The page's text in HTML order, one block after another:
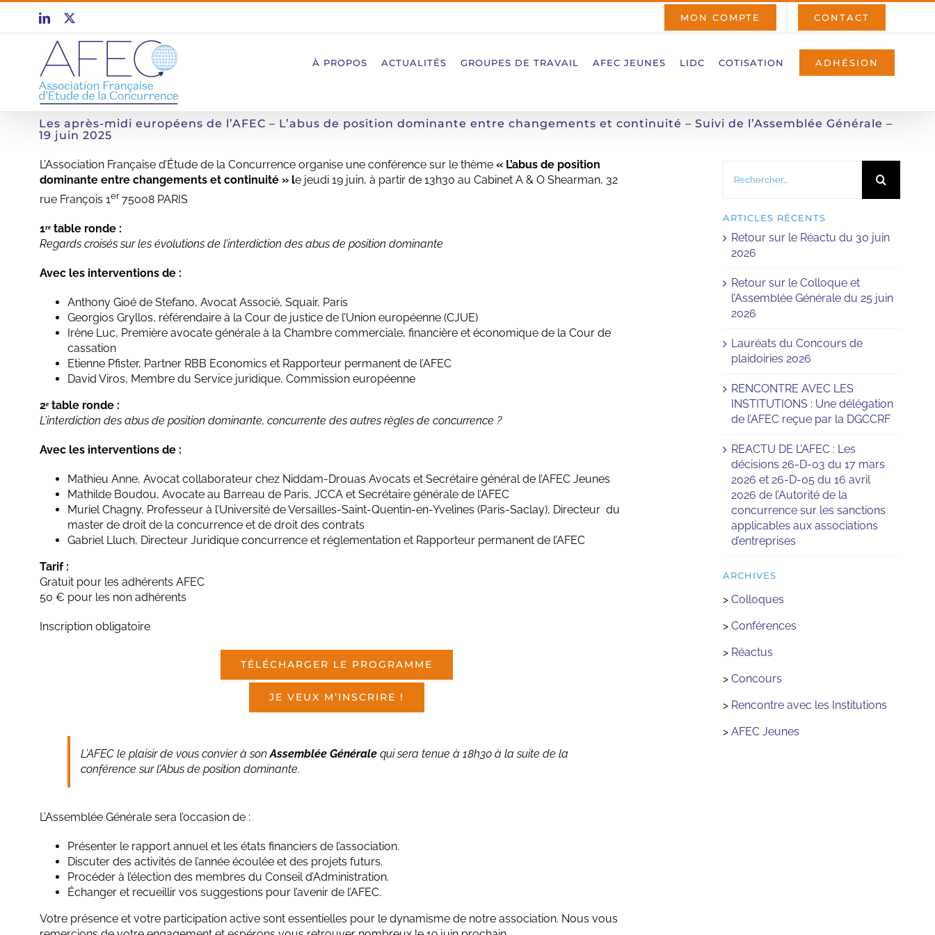
Passer
contenu
LinkedIn
X MON COMPTE CONTACT
À PROPOS ACTUALITÉS GROUPES DE TRAVAIL AFEC JEUNES LIDC COTISATION ADHÉSION
Les après-midi européens de l’AFEC – L’abus de position dominante entre changements et continuité – Suivi de l’Assemblée Générale –
19 juin 2025
L’Association Française d’Étude de la Concurrence organise une conférence sur le thème« L’abus de position
dominante entre changements et continuité » le jeudi 19 juin, à partir de 13h30 au Cabinet A & O Shearman, 32
rue François 1er75008 PARIS
1ʳᵉ table ronde :
Regards croisés sur les évolutions de l’interdiction des abus de position dominante
Avec les interventions de :
Anthony Gioé de Stefano, Avocat Associé, Squair, Paris
Georgios Gryllos, référendaire à la Cour de justice de l’Union européenne (CJUE)
Irène Luc, Première avocate générale à la Chambre commerciale, financière et économique de la Cour de
cassation
Etienne Pfister, Partner RBB Economics et Rapporteur permanent de l’AFEC
David Viros, Membre du Service juridique, Commission européenne
2ᵉ table ronde :
L’interdiction des abus de position dominante, concurrente des autres règles de concurrence ?
Avec les interventions de :
Mathieu Anne, Avocat collaborateur chez Niddam-Drouas Avocats et Secrétaire général de l’AFEC Jeunes
Mathilde Boudou, Avocate au Barreau de Paris, JCCA et Secrétaire générale de l’AFEC
Muriel Chagny, Professeur à l’Université de Versailles-Saint-Quentin-en-Yvelines (Paris-Saclay), Directeur du
master de droit de la concurrence et de droit des contrats
Gabriel Lluch, Directeur Juridique concurrence et réglementation et Rapporteur permanent de l’AFEC
Tarif :
Gratuit pour les adhérents AFEC
50 € pour les non adhérents
Inscription obligatoire
TÉLÉCHARGER LE PROGRAMME
JE VEUX M’INSCRIRE !
L’AFEC le plaisir de vous convier à sonAssemblée Générale qui sera tenue à 18h30 à la suite de la
conférence sur l’Abus de position dominante.
L’Assemblée Générale sera l’occasion de :
Présenter le rapport annuel et les états financiers de l’association.
Discuter des activités de l’année écoulée et des projets futurs.
Procéder à l’élection des membres du Conseil d’Administration.
Échanger et recueillir vos suggestions pour l’avenir de l’AFEC.
Votre présence et votre participation active sont essentielles pour le dynamisme de notre association. Nous vous
ARTICLES RÉCENTS
Retour sur le Réactu du 30 juin
2026
Retour sur le Colloque et
l’Assemblée Générale du 25 juin
2026
Lauréats du Concours de
plaidoiries 2026
RENCONTRE AVEC LES
INSTITUTIONS : Une délégation
de l’AFEC reçue par la DGCCRF
REACTU DE L’AFEC : Les
décisions 26-D-03 du 17 mars
2026 et 26-D-05 du 16 avril
2026 de l’Autorité de la
concurrence sur les sanctions
applicables aux associations
d’entreprises
ARCHIVES
> Colloques
> Conférences
> Réactus
> Concours
> Rencontre avec les Institutions
>AFEC Jeunes